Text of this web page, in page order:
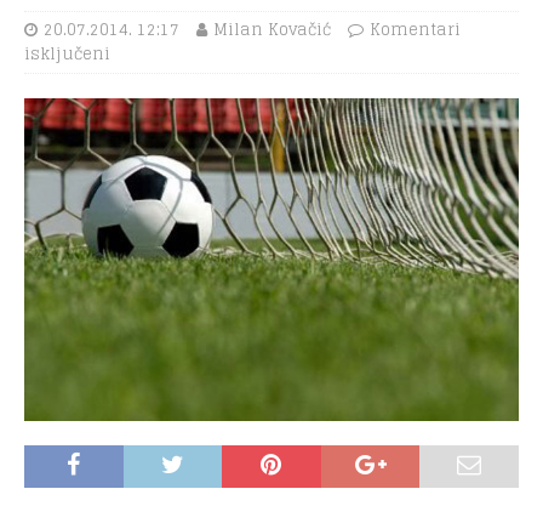
20.07.2014. 12:17 Milan Kovačić
Komentari
isključeni